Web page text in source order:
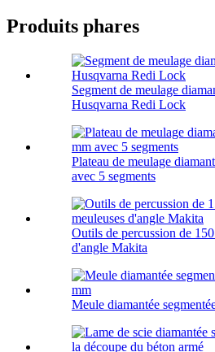
Produits phares
Segment de meulage
Husqvarna Redi Lock
Plateau de meulage
avec 5 segments
Outils de percussion de
d'angle Makita
Meule diamantée